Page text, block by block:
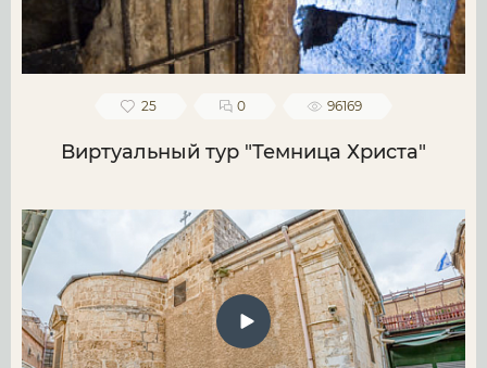
25 0 96169
Виртуальный тур "Темница Христа"